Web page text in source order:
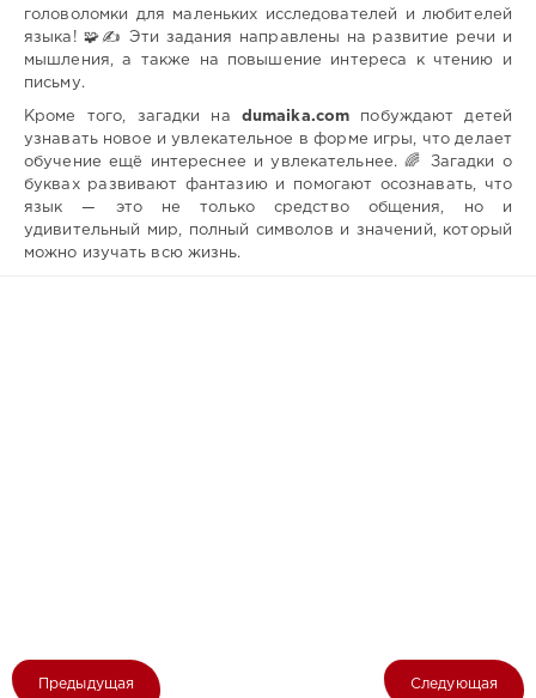
головоломки для маленьких исследователей и любителей
языка! 🧩✍️ Эти задания направлены на развитие речи и
мышления, а также на повышение интереса к чтению и
письму.
Кроме того, загадки на dumaika.com побуждают детей
узнавать новое и увлекательное в форме игры, что делает
обучение ещё интереснее и увлекательнее. 🌈 Загадки о
буквах развивают фантазию и помогают осознавать, что
язык — это не только средство общения, но и
удивительный мир, полный символов и значений, который
можно изучать всю жизнь.
Предыдущая Следующая